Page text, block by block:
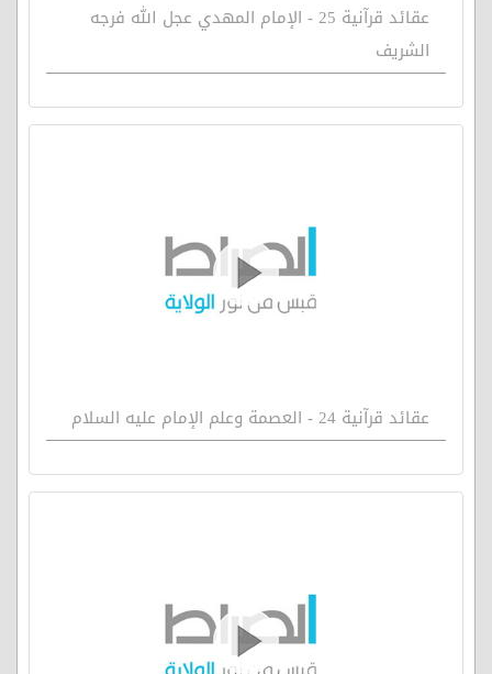
عقائد قرآنية 25 - الإمام المهدي عجل الله فرجه
الشريف
عقائد قرآنية 24 - العصمة وعلم الإمام عليه السلام